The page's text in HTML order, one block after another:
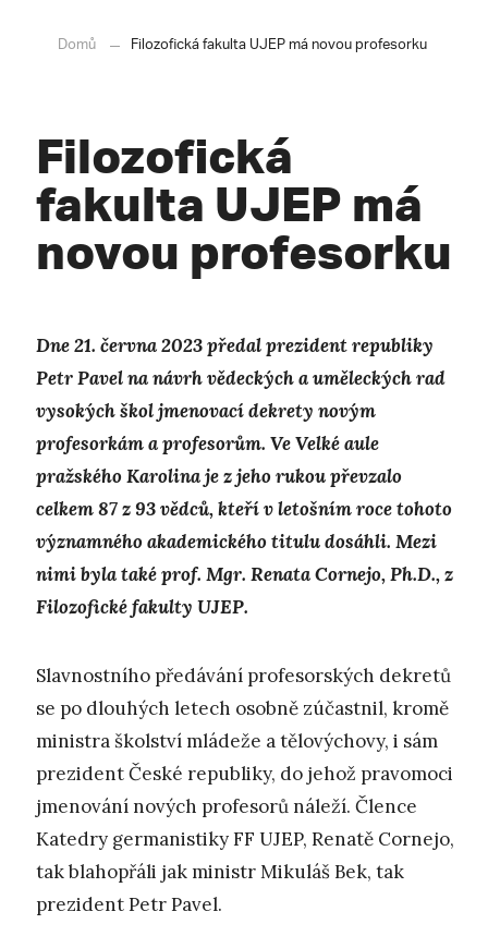
Domů Filozofická fakulta UJEP má novou profesorku
Filozofická
fakulta UJEP má
novou profesorku
Dne 21. června 2023 předal prezident republiky
Petr Pavel na návrh vědeckých a uměleckých rad
vysokých škol jmenovací dekrety novým
profesorkám a profesorům. Ve Velké aule
pražského Karolina je z jeho rukou převzalo
celkem 87 z 93 vědců, kteří v letošním roce tohoto
významného akademického titulu dosáhli. Mezi
nimi byla také prof. Mgr. Renata Cornejo, Ph.D., z
Filozofické fakulty UJEP.
Slavnostního předávání profesorských dekretů
se po dlouhých letech osobně zúčastnil, kromě
ministra školství mládeže a tělovýchovy, i sám
prezident České republiky, do jehož pravomoci
jmenování nových profesorů náleží. Člence
Katedry germanistiky FF UJEP, Renatě Cornejo,
tak blahopřáli jak ministr Mikuláš Bek, tak
prezident Petr Pavel.